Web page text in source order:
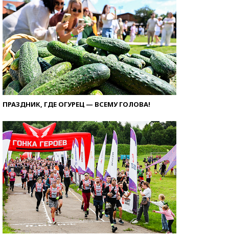
ПРАЗДНИК, ГДЕ ОГУРЕЦ — ВСЕМУ ГОЛОВА!